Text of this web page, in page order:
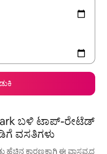
ಬಳಿ ಟಾಪ್-ರೇಟೆಡ್
ವಸತಿಗಳು
ಹೆಚ್ಚಿನ ಕಾರಣಕ್ಕಾಗಿ ಈ ವಾಸ್ತವ್ಯದ